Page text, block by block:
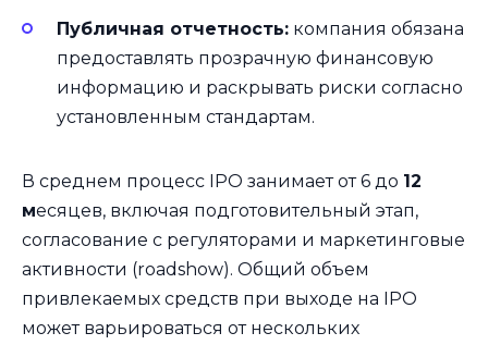
Публичная отчетность: компания обязана
предоставлять прозрачную финансовую
информацию и раскрывать риски согласно
установленным стандартам.
В среднем процесс IPO занимает от 6 до 12
месяцев, включая подготовительный этап,
согласование с регуляторами и маркетинговые
активности (roadshow). Общий объем
привлекаемых средств при выходе на IPO
может варьироваться от нескольких